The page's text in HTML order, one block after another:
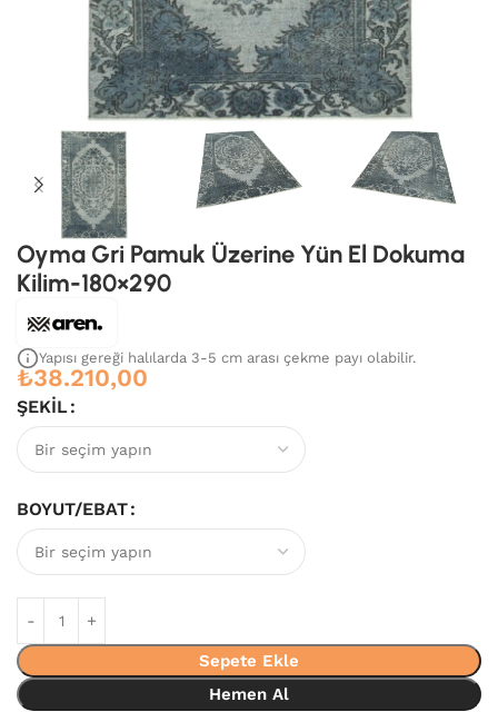
Oyma Gri Pamuk Üzerine Yün El Dokuma
Kilim-180×290
Yapısı gereği halılarda 3-5 cm arası çekme payı olabilir.
₺38.210,00
ŞEKIL
BOYUT/EBAT
Sepete Ekle
Hemen Al